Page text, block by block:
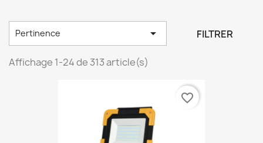
Pertinence  FILTRER
Affichage 1-24 de 313 article(s)
favorite_border